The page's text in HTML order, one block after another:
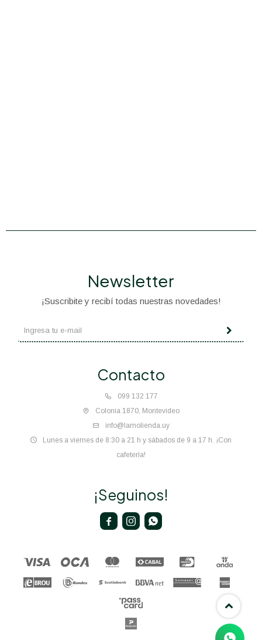
Contacto
099 132 177
Colonia 1870, Montevideo
info@lamolienda.uy
Lunes a viernes de 8:30 a 21 h y sábados de 9 a 17 h. ¡Con
cafetería!
Newsletter
¡Suscribite y recibí todas nuestras novedades!
¡Seguinos!
  